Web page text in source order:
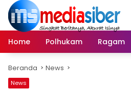
Langsung
konten
Home
Polhukam Ragam
Beranda News
News